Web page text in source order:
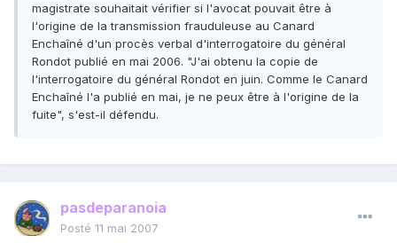
magistrate souhaitait vérifier si l'avocat pouvait être à
l'origine de la transmission frauduleuse au Canard
Enchaîné d'un procès verbal d'interrogatoire du général
Rondot publié en mai 2006. "J'ai obtenu la copie de
l'interrogatoire du général Rondot en juin. Comme le Canard
Enchaîné l'a publié en mai, je ne peux être à l'origine de la
fuite", s'est-il défendu.
pasdeparanoia
Posté 11 mai 2007